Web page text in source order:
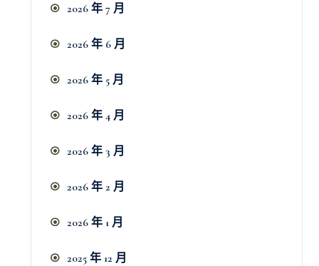
2026 年 7 月
2026 年 6 月
2026 年 5 月
2026 年 4 月
2026 年 3 月
2026 年 2 月
2026 年 1 月
2025 年 12 月